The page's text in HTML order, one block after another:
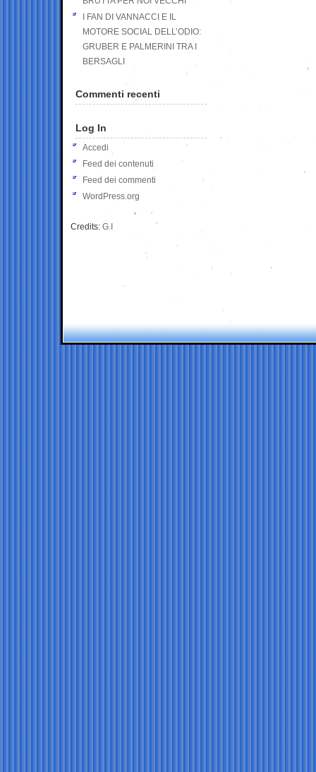
I FAN DI VANNACCI E IL
MOTORE SOCIAL DELL’ODIO:
GRUBER E PALMERINI TRA I
BERSAGLI
Commenti recenti
Log In
Accedi
Feed dei contenuti
Feed dei commenti
WordPress.org
Credits: G.I